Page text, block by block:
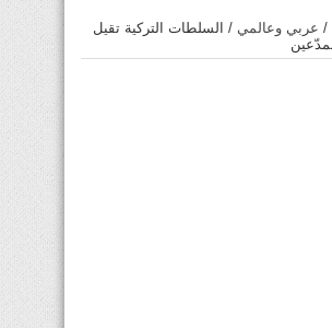
/ عربي وعالمي / السلطات التركية تقيل